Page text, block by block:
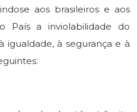
aos brasileiros e aos
País a inviolabilidade do
igualdade, à segurança e à